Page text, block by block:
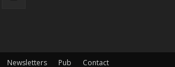
Newsletters Pub Contact